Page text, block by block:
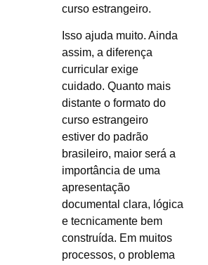
curso estrangeiro.
Isso ajuda muito. Ainda
assim, a diferença
curricular exige
cuidado. Quanto mais
distante o formato do
curso estrangeiro
estiver do padrão
brasileiro, maior será a
importância de uma
apresentação
documental clara, lógica
e tecnicamente bem
construída. Em muitos
processos, o problema